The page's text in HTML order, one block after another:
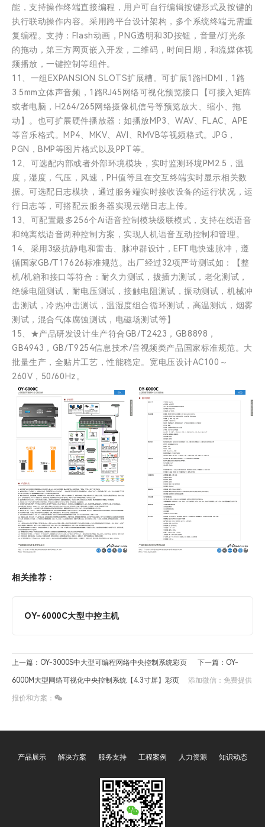
能，支持操作终端直接编程，用户可自行编辑按键形式及按键的
执行联动操作内容。采用跨平台设计架构，多个系统终端无需重
复编程。支持：Flash动画，PNG透明和3D按钮，音量/灯光条
的拖动，第三方网页嵌入开发，二维码，时间日期，和流媒体视
频播放，一键控制等组件。
11、一组EXPANSION SLOTS扩展槽。可扩展1路HDMI，1路
3.5mm立体声音频，1路RJ45网络可视化预览接口【可接入矩阵
或者电脑，H264/265网络摄像机信号等预览放大、缩小、拖
动】。也可扩展硬件播放器：如播放MP3、WAV、FLAC、APE
等音乐格式。MP4、MKV、AVI、RMVB等视频格式。JPG，
PGN，BMP等图片格式以及PPT等。
12、可选配内部或者外部环境模块，实时监测环境PM2.5，温
度，湿度，气压，风速，PH值等且在交互终端实时显示相关数
据。可选配日志模块，通过服务端实时接收设备的运行状况，运
行日志等，可搭配云服务器实现云端日志上传。
13、可配置最多256个Ai语音控制模块级联模式，支持在线语音
和纯离线语音两种控制方案，实现人机语音互动控制和管理。
14、采用3级抗静电和雷击、脉冲群设计，EFT电快速脉冲，遵
循国家GB/T17626标准规范。出厂经过32项严苛测试如：【整
机/机箱和接口等符合：耐久力测试，拔插力测试，老化测试，
绝缘电阻测试，耐电压测试，接触电阻测试，振动测试，机械冲
击测试，冷热冲击测试，温湿度组合循环测试，高温测试，烟雾
测试，混合气体腐蚀测试，电磁场测试等】
15、★产品研发设计生产符合GB/T2423，GB8898，
GB4943，GB/T9254信息技术/音视频类产品国家标准规范。大
批量生产，全贴片工艺，性能稳定。宽电压设计AC100～
260V，50/60Hz。
相关推荐：
OY-6000C大型中控主机
上一篇：OY-3000S中大型可编程网络中央控制系统彩页 下一篇：OY-
6000M大型网络可视化中央控制系统【4.3寸屏】彩页 添加微信：免费提供
报价和方案：
产品展示 解决方案 服务支持 工程案例 人力资源 知识动态